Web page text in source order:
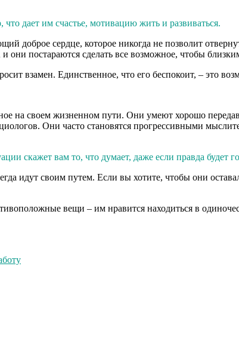
дает им счастье, мотивацию жить и развиваться.
сердце, которое никогда не позволит
постараются сделать все возможное, чтобы
взамен. Единственное, что его беспокоит, – это
на своем жизненном пути. Они умеют хорошо
Они часто становятся прогрессивными
скажет вам то, что думает, даже если правда будет
идут своим путем. Если вы хотите, чтобы они
вещи – им нравится находиться в